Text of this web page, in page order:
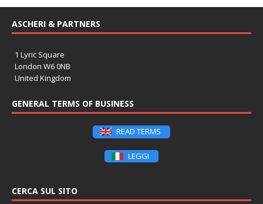
ASCHERI & PARTNERS
1 Lyric Square
London W6 0NB
United Kingdom
GENERAL TERMS OF BUSINESS
READ TERMS
LEGGI
CERCA SUL SITO